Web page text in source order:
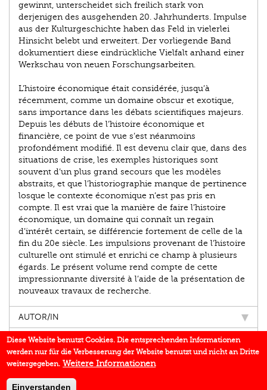
gewinnt, unterscheidet sich freilich stark von
derjenigen des ausgehenden 20. Jahrhunderts. Impulse
aus der Kulturgeschichte haben das Feld in vielerlei
Hinsicht belebt und erweitert. Der vorliegende Band
dokumentiert diese eindrückliche Vielfalt anhand einer
Werkschau von neuen Forschungsarbeiten.
L’histoire économique était considérée, jusqu’à
récemment, comme un domaine obscur et exotique,
sans importance dans les débats scientifiques majeurs.
Depuis les débuts de l’histoire économique et
financière, ce point de vue s’est néanmoins
profondément modifié. Il est devenu clair que, dans des
situations de crise, les exemples historiques sont
souvent d’un plus grand secours que les modèles
abstraits, et que l’historiographie manque de pertinence
losque le contexte économique n’est pas pris en
compte. Il est vrai que la manière de faire l’histoire
économique, un domaine qui connaît un regain
d’intérêt certain, se différencie fortement de celle de la
fin du 20e siècle. Les impulsions provenant de l’histoire
culturelle ont stimulé et enrichi ce champ à plusieurs
égards. Le présent volume rend compte de cette
impressionnante diversité à l’aide de la présentation de
nouveaux travaux de recherche.
AUTOR/IN
EINBLICK
BUCHREIHE
DOWNLOADS
Diese Website benutzt Cookies. Die entsprechenden Informationen
werden nur für die Verbesserung der Website benutzt und nicht an Dritte
weitergegeben. Weitere Informationen
Einverstanden